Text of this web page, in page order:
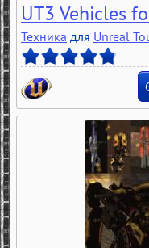
UT3 Vehicles
Техника для Unreal